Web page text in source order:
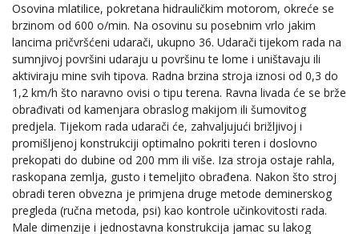
Osovina mlatilice, pokretana hidrauličkim motorom, okreće se
brzinom od 600 o/min. Na osovinu su posebnim vrlo jakim
lancima pričvršćeni udarači, ukupno 36. Udarači tijekom rada na
sumnjivoj površini udaraju u površinu te lome i uništavaju ili
aktiviraju mine svih tipova. Radna brzina stroja iznosi od 0,3 do
1,2 km/h što naravno ovisi o tipu terena. Ravna livada će se brže
obrađivati od kamenjara obraslog makijom ili šumovitog
predjela. Tijekom rada udarači će, zahvaljujući brižljivoj i
promišljenoj konstrukciji optimalno pokriti teren i doslovno
prekopati do dubine od 200 mm ili više. Iza stroja ostaje rahla,
raskopana zemlja, gusto i temeljito obrađena. Nakon što stroj
obradi teren obvezna je primjena druge metode deminerskog
pregleda (ručna metoda, psi) kao kontrole učinkovitosti rada.
Male dimenzije i jednostavna konstrukcija jamac su lakog